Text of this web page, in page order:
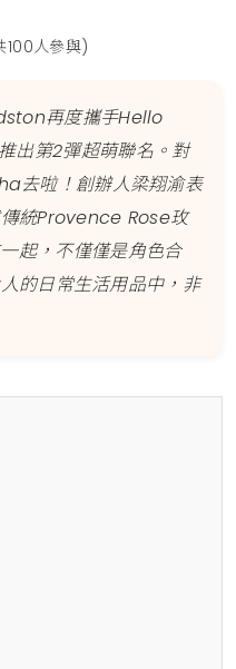
100人參與)
再度攜手Hello
出第2彈超萌聯名。對
去啦！創辦人梁翔渝表
統Provence Rose玫
起，不僅僅是角色合
的日常生活用品中，非